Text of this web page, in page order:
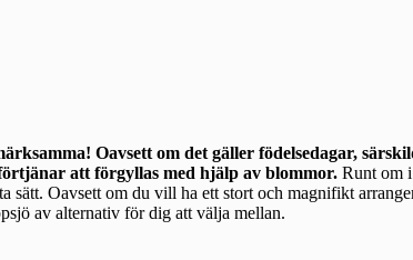
Oavsett om det gäller födelsedagar,
att förgyllas med hjälp av blommor.
sätt. Oavsett om du vill ha ett stort och magnifikt
av alternativ för dig att välja mellan.